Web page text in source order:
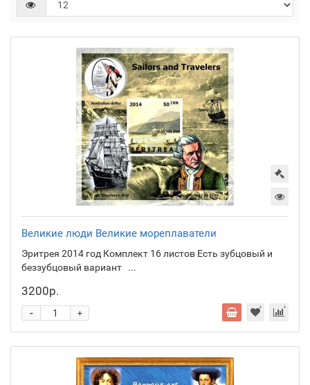
Великие люди Великие мореплаватели
Эритрея 2014 год Комплект 16 листов Есть зубцовый и
беззубцовый вариант ...
3200р.
+
-